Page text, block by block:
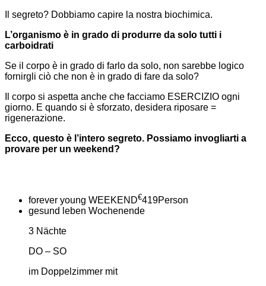
Il segreto? Dobbiamo capire la nostra biochimica.
L’organismo è in grado di produrre da solo tutti i
carboidrati
Se il corpo è in grado di farlo da solo, non sarebbe logico
fornirgli ciò che non è in grado di fare da solo?
Il corpo si aspetta anche che facciamo ESERCIZIO ogni
giorno. E quando si è sforzato, desidera riposare =
rigenerazione.
Ecco, questo è l’intero segreto. Possiamo invogliarti a
provare per un weekend?
forever young WEEKEND€419Person
gesund leben Wochenende
3 Nächte
DO – SO
im Doppelzimmer mit